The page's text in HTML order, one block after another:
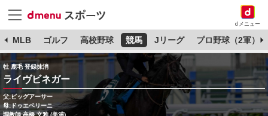
dメニュー
MLB ゴルフ 高校野球 競馬 Jリーグ プロ野球（2軍）
牡 鹿毛 登録抹消
ライヴビネガー
父:ビッグアーサー
母:ドゥエベリーニ
調教師:高橋 文雅 (美浦)